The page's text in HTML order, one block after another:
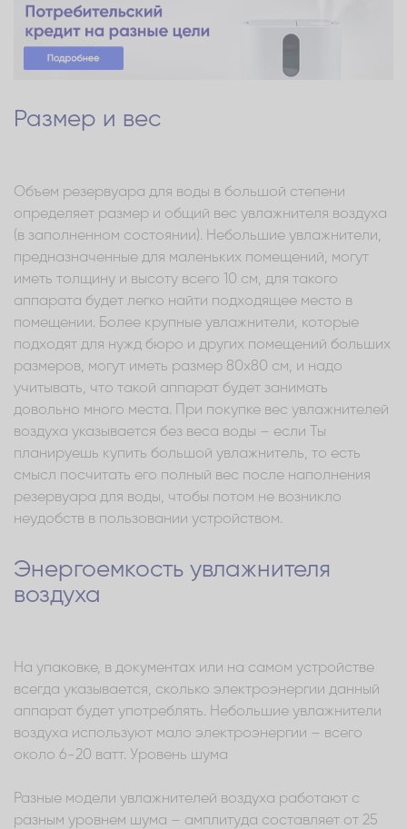
Размер и вес
Объем резервуара для воды в большой степени
определяет размер и общий вес увлажнителя воздуха
(в заполненном состоянии). Небольшие увлажнители,
предназначенные для маленьких помещений, могут
иметь толщину и высоту всего 10 см, для такого
аппарата будет легко найти подходящее место в
помещении. Более крупные увлажнители, которые
подходят для нужд бюро и других помещений больших
размеров, могут иметь размер 80х80 см, и надо
учитывать, что такой аппарат будет занимать
довольно много места. При покупке вес увлажнителей
воздуха указывается без веса воды – если Ты
планируешь купить большой увлажнитель, то есть
смысл посчитать его полный вес после наполнения
резервуара для воды, чтобы потом не возникло
неудобств в пользовании устройством.
Энергоемкость увлажнителя
воздуха
На упаковке, в документах или на самом устройстве
всегда указывается, сколько электроэнергии данный
аппарат будет употреблять. Небольшие увлажнители
воздуха используют мало электроэнергии – всего
около 6-20 ватт. Уровень шума
Разные модели увлажнителей воздуха работают с
разным уровнем шума – амплитуда составляет от 25